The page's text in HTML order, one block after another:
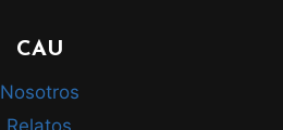
CAU
Nosotros
Relatos